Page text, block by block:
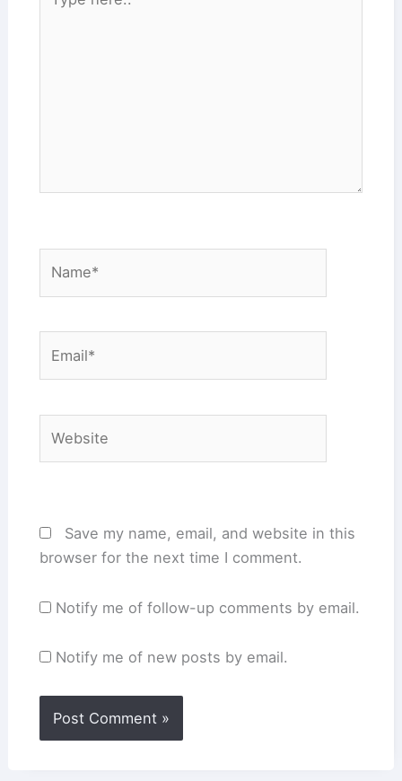
here..
Save my name, email, and website in this
browser for the next time I comment.
Notify me of follow-up comments by email.
Notify me of new posts by email.